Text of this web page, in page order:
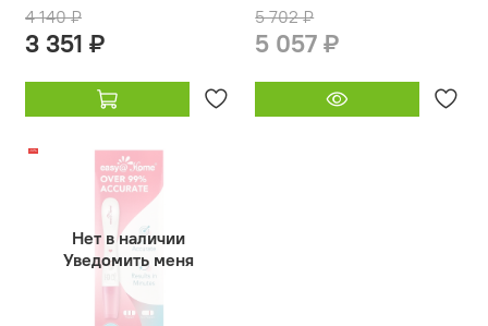
4 140 ₽
3 351 ₽
5 702 ₽
5 057 ₽
Нет в наличии
Уведомить меня
-14%